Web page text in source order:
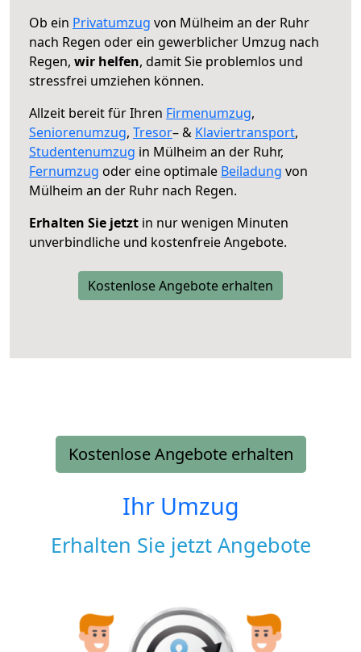
Ob ein Privatumzug von Mülheim an der Ruhr
nach Regen oder ein gewerblicher Umzug nach
Regen, wir helfen, damit Sie problemlos und
stressfrei umziehen können.
Allzeit bereit für Ihren Firmenumzug,
Seniorenumzug, Tresor– & Klaviertransport,
Studentenumzug in Mülheim an der Ruhr,
Fernumzug oder eine optimale Beiladung von
Mülheim an der Ruhr nach Regen.
Erhalten Sie jetzt in nur wenigen Minuten
unverbindliche und kostenfreie Angebote.
Kostenlose Angebote erhalten
Kostenlose Angebote erhalten
Ihr Umzug
Erhalten Sie jetzt Angebote